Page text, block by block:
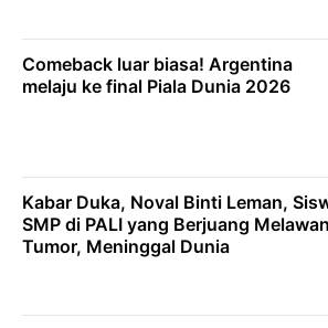
Comeback luar biasa! Argentina
melaju ke final Piala Dunia 2026
Kabar Duka, Noval Binti Leman,
SMP di PALI yang Berjuang Melawan
Tumor, Meninggal Dunia